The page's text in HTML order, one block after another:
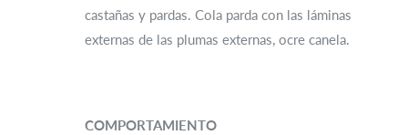
castañas y pardas. Cola parda con las láminas
externas de las plumas externas, ocre canela.
COMPORTAMIENTO